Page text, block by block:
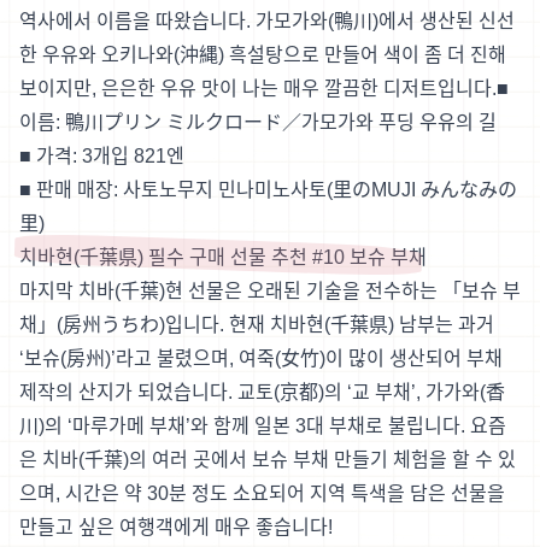
역사에서 이름을 따왔습니다. 가모가와(鴨川)에서 생산된 신선
한 우유와 오키나와(沖縄) 흑설탕으로 만들어 색이 좀 더 진해
보이지만, 은은한 우유 맛이 나는 매우 깔끔한 디저트입니다.■
이름: 鴨川プリン ミルクロード／가모가와 푸딩 우유의 길
■ 가격: 3개입 821엔
■ 판매 매장: 사토노무지 민나미노사토(里のMUJI みんなみの
里)
치바현(千葉県) 필수 구매 선물 추천 #10 보슈 부채
마지막 치바(千葉)현 선물은 오래된 기술을 전수하는 「보슈 부
채」(房州うちわ)입니다. 현재 치바현(千葉県) 남부는 과거
‘보슈(房州)’라고 불렸으며, 여죽(女竹)이 많이 생산되어 부채
제작의 산지가 되었습니다. 교토(京都)의 ‘교 부채’, 가가와(香
川)의 ‘마루가메 부채’와 함께 일본 3대 부채로 불립니다. 요즘
은 치바(千葉)의 여러 곳에서 보슈 부채 만들기 체험을 할 수 있
으며, 시간은 약 30분 정도 소요되어 지역 특색을 담은 선물을
만들고 싶은 여행객에게 매우 좋습니다!